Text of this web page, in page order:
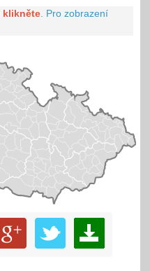
klikněte Pro zobrazení